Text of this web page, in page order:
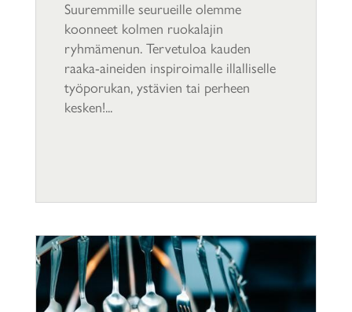
Suuremmille seurueille olemme
koonneet kolmen ruokalajin
ryhmämenun. Tervetuloa kauden
raaka-aineiden inspiroimalle illalliselle
työporukan, ystävien tai perheen
kesken!...